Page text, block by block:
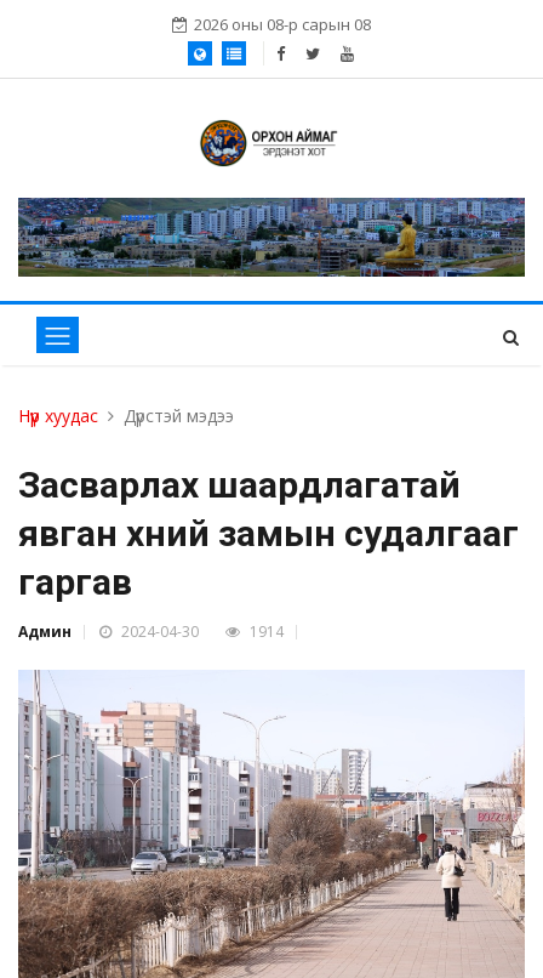
2026 оны 08-р сарын 08
Нүүр хуудас Дүрстэй мэдээ
Засварлах шаардлагатай
явган хүний замын судалгааг
гаргав
Админ 2024-04-30 1914